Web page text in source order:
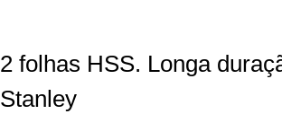
2 folhas HSS. Longa
Stanley